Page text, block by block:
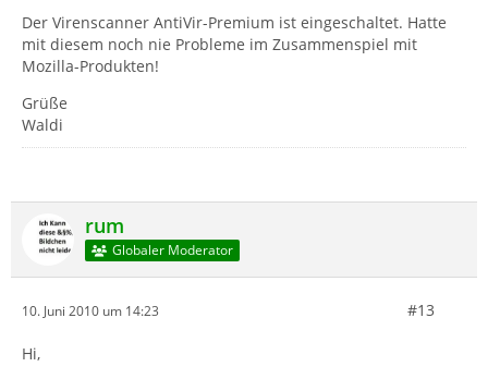
Der Virenscanner AntiVir-Premium ist eingeschaltet. Hatte
mit diesem noch nie Probleme im Zusammenspiel mit
Mozilla-Produkten!
Grüße
Waldi
rum
Globaler Moderator
10. Juni 2010 um 14:23 #13
Hi,